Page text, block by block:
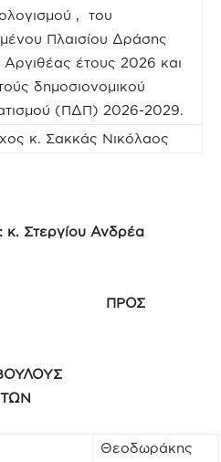
, του
Πλαισίου Δράσης
έτους 2026 και
δημοσιονομικού
(ΠΔΠ) 2026-2029.
κ. Σακκάς Νικόλαος
Στεργίου Ανδρέα
Θεοδωράκης